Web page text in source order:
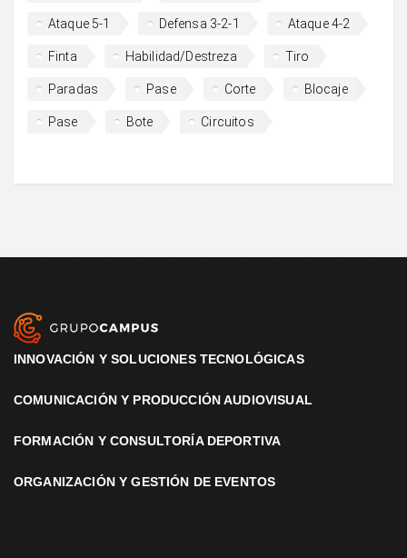
Ataque 5-1 Defensa 3-2-1 Ataque 4-2
Finta Habilidad/Destreza Tiro
Paradas Pase Corte Blocaje
Pase Bote Circuitos
INNOVACIÓN Y SOLUCIONES TECNOLÓGICAS
COMUNICACIÓN Y PRODUCCIÓN AUDIOVISUAL
FORMACIÓN Y CONSULTORÍA DEPORTIVA
ORGANIZACIÓN Y GESTIÓN DE EVENTOS